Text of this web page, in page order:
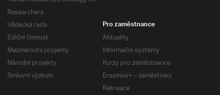
Researchers
Vědecká rada
Ediční činnost
Mezinárodní projekty
Národní projekty
Smluvní výzkum
Pro zaměstnance
Aktuality
Informační systémy
Kurzy pro zaměstnance
Erasmus+ – zaměstnaci
Rekreace